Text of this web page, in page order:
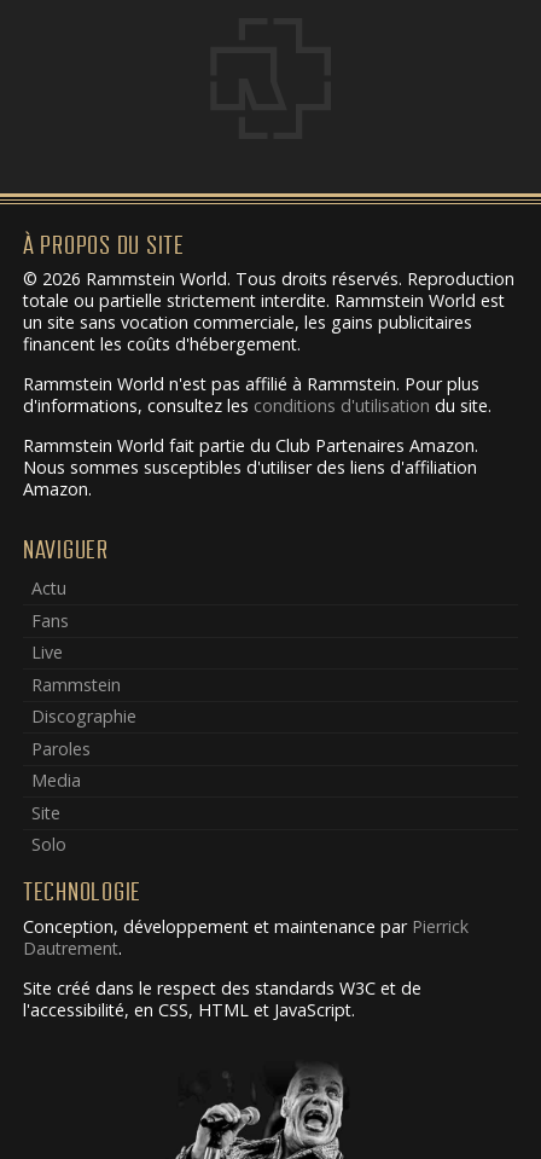
À PROPOS DU SITE
© 2026 Rammstein World. Tous droits réservés. Reproduction
totale ou partielle strictement interdite. Rammstein World est
un site sans vocation commerciale, les gains publicitaires
financent les coûts d'hébergement.
Rammstein World n'est pas affilié à Rammstein. Pour plus
d'informations, consultez les conditions d'utilisation du site.
Rammstein World fait partie du Club Partenaires Amazon.
Nous sommes susceptibles d'utiliser des liens d'affiliation
Amazon.
NAVIGUER
Actu
Fans
Live
Rammstein
Discographie
Paroles
Media
Site
Solo
TECHNOLOGIE
Conception, développement et maintenance par Pierrick
Dautrement.
Site créé dans le respect des standards W3C et de
l'accessibilité, en CSS, HTML et JavaScript.